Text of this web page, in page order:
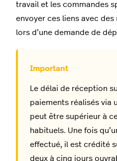
travail et les commandes
envoyer ces liens avec
lors d’une demande de
Le délai de réception
paiements réalisés via
peut être supérieur à
habituels. Une fois
effectué, il est crédité
deux à cinq jours